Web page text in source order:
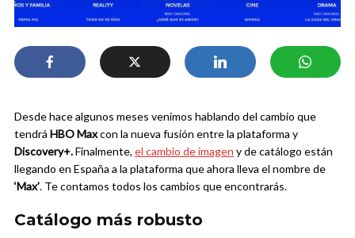
Desde hace algunos meses venimos hablando del cambio que
tendrá HBO Maxcon la nueva fusión entre la plataforma y
Discovery+.Finalmente, el cambio de imagen y de catálogo están
llegando en España a la plataforma que ahora lleva el nombre de
‘Max’. Te contamos todos los cambios que encontrarás.
Catálogo más robusto